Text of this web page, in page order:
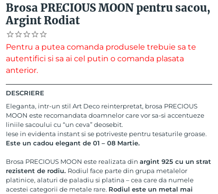
Brosa PRECIOUS MOON pentru sacou,
Argint Rodiat
Pentru a putea comanda produsele trebuie sa te
autentifici si sa ai cel putin o comanda plasata
anterior.
DESCRIERE
Eleganta, intr-un stil Art Deco reinterpretat, brosa PRECIOUS
MOON este recomandata doamnelor care vor sa-si accentueze
liniile sacoului cu “un ceva” deosebit.
Iese in evidenta instant si se potriveste pentru tesaturile groase.
Este un cadou elegant de 01 – 08 Martie.
Brosa PRECIOUS MOON este realizata din argint 925 cu un strat
rezistent de rodiu. Rodiul face parte din grupa metalelor
platinice, alaturi de paladiu si platina – cea care da numele
acestei categorii de metale rare. Rodiul este un metal mai